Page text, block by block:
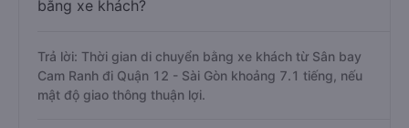
bằng xe khách?
Trả lời: Thời gian di chuyển bằng xe khách từ Sân bay
Cam Ranh đi Quận 12 - Sài Gòn khoảng 7.1 tiếng, nếu
mật độ giao thông thuận lợi.